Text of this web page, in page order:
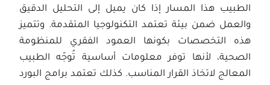
الطبيب هذا المسار إذا كان يميل إلى التحليل الدقيق
والعمل ضمن بيئة تعتمد التكنولوجيا المتقدمة. وتتميز
هذه التخصصات بكونها العمود الفقري للمنظومة
الصحية، لأنها توفر معلومات أساسية تُوجّه الطبيب
المعالج لاتخاذ القرار المناسب. كذلك تعتمد برامج البورد